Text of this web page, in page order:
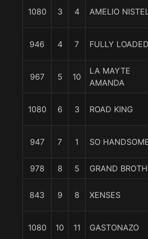
1080 3 4 AMELIO
946 4 7 FULLY LOADED
967 5 10
LA MAYTE
AMANDA
1080 6 3 ROAD KING
947 7 1 SO
978 8 5 GRAND
843 9 8 XENSES
1080 10 11 GASTONAZO